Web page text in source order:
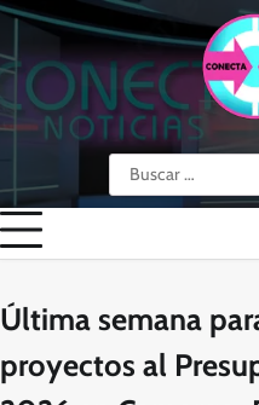
Skip
content
Buscar:
Última semana
proyectos al